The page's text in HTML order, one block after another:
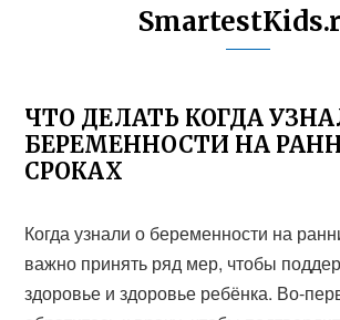
ЧТО ДЕЛАТЬ КОГДА
БЕРЕМЕННОСТИ НА
СРОКАХ
Когда узнали о беременности на
важно принять ряд мер, чтобы
здоровье и здоровье ребёнка. Во-